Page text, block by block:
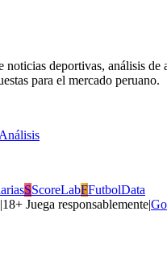
noticias deportivas, análisis de
para el mercado peruano.
Análisis
SScoreLabFFutbolData
|18+ Juega responsablemente|